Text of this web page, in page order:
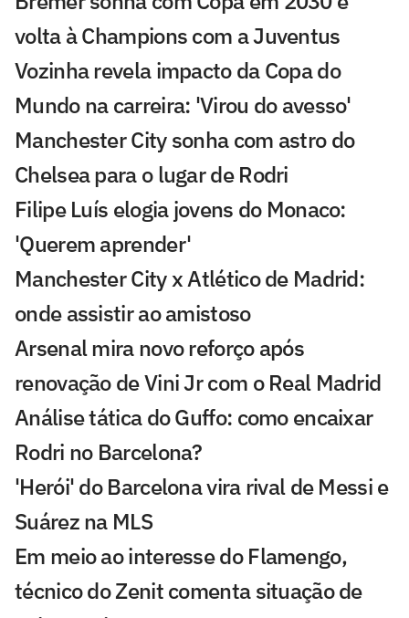
volta à Champions com a Juventus
Vozinha revela impacto da Copa do
Mundo na carreira: 'Virou do avesso'
Manchester City sonha com astro do
Chelsea para o lugar de Rodri
Filipe Luís elogia jovens do Monaco:
'Querem aprender'
Manchester City x Atlético de Madrid:
onde assistir ao amistoso
Arsenal mira novo reforço após
renovação de Vini Jr com o Real Madrid
Análise tática do Guffo: como encaixar
Rodri no Barcelona?
'Herói' do Barcelona vira rival de Messi e
Suárez na MLS
Em meio ao interesse do Flamengo,
técnico do Zenit comenta situação de